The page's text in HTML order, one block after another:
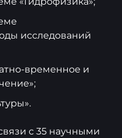
исследований
временное и
с 35 научными